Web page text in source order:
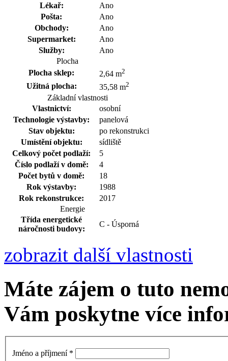
Lékař:
Ano
Pošta:
Ano
Obchody:
Ano
Supermarket:
Ano
Služby:
Ano
Plocha
Plocha sklep:
2,64 m2
Užitná plocha: 35,58 m2
Základní vlastnosti
Vlastnictví:
osobní
Technologie výstavby:
panelová
Stav objektu:
po rekonstrukci
Umístění objektu:
sídliště
Celkový počet podlaží:
5
Číslo podlaží v domě:
4
Počet bytů v domě:
18
Rok výstavby:
1988
Rok rekonstrukce:
2017
Energie
Třída energetické
náročnosti budovy:
C - Úsporná
zobrazit další vlastnosti
Máte zájem o tuto
Vám poskytne více
Jméno a příjmení *